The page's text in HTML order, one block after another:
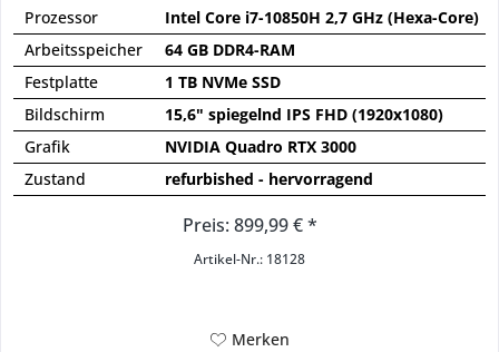
Prozessor
Intel Core i7-10850H 2,7 GHz (Hexa-Core)
Arbeitsspeicher
64 GB DDR4-RAM
Festplatte
1 TB NVMe SSD
Bildschirm
15,6" spiegelnd IPS FHD (1920x1080)
Grafik
NVIDIA Quadro RTX 3000
Zustand
refurbished - hervorragend
Preis: 899,99 € *
Artikel-Nr.: 18128
Merken